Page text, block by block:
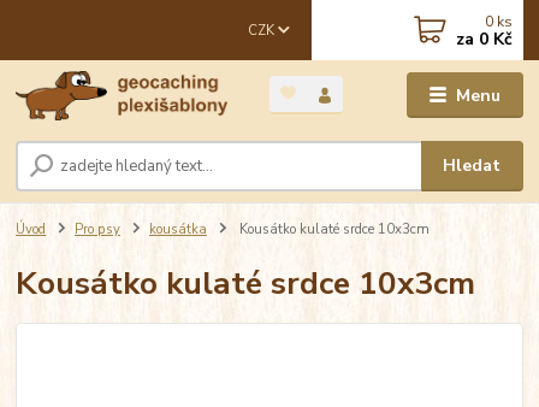
Menu
CZK
Hledat
0 ks
za 0 Kč
Úvod Pro psy kousátka Kousátko kulaté srdce 10x3cm
Kousátko kulaté srdce 10x3cm